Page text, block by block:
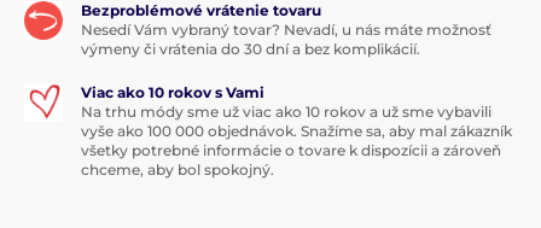
Bezproblémové vrátenie tovaru
Nesedí Vám vybraný tovar? Nevadí, u nás máte možnosť
výmeny či vrátenia do 30 dní a bez komplikácií.
Viac ako 10 rokov s Vami
Na trhu módy sme už viac ako 10 rokov a už sme vybavili
vyše ako 100 000 objednávok. Snažíme sa, aby mal zákazník
všetky potrebné informácie o tovare k dispozícii a zároveň
chceme, aby bol spokojný.